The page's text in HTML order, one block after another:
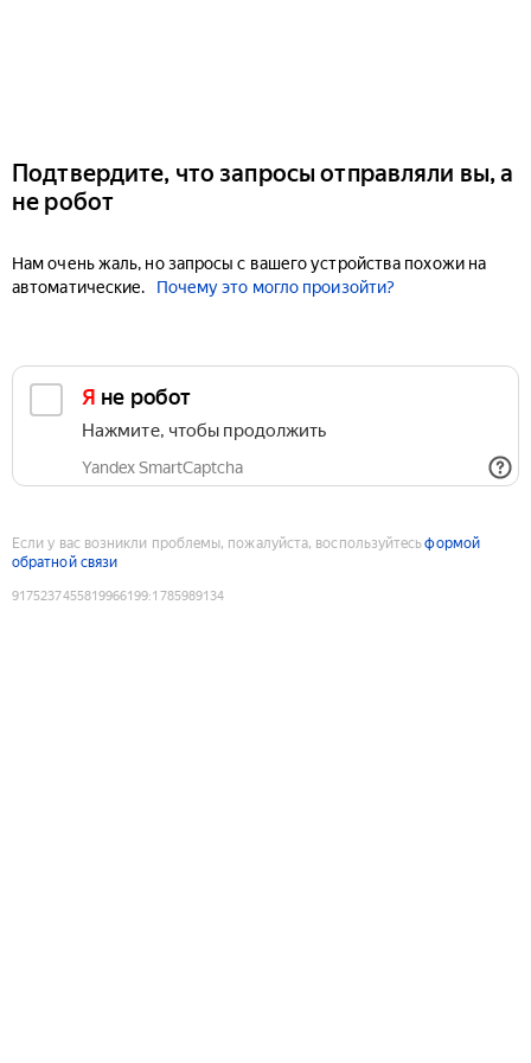
Подтвердите, что запросы отправляли вы, а
не робот
Нам очень жаль, но запросы с вашего устройства похожи на
автоматические.
Почему это могло произойти?
Я не робот
Нажмите, чтобы продолжить
Yandex SmartCaptcha
Если у вас возникли проблемы, пожалуйста, воспользуйтесьформой
обратной связи
9175237455819966199:1785989134